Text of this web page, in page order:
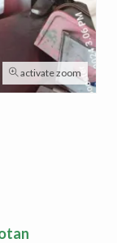
activate zoom